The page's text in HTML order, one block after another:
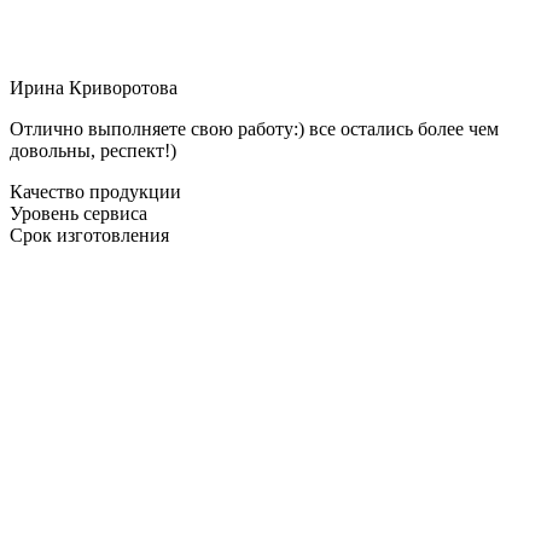
Ирина Криворотова
Отлично выполняете свою работу:) все остались более чем
довольны, респект!)
Качество продукции
Уровень сервиса
Срок изготовления